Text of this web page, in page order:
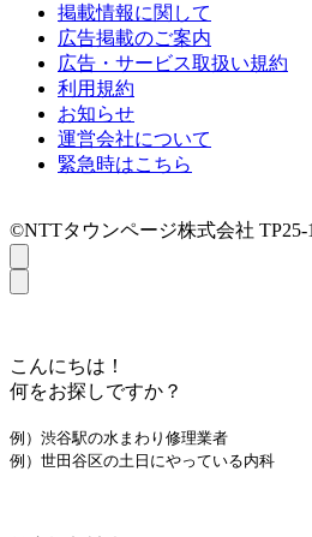
掲載情報に関して
広告掲載のご案内
広告・サービス取扱い規約
利用規約
お知らせ
運営会社について
緊急時はこちら
©NTTタウンページ株式会社 TP25-
こんにちは！
何をお探しですか？
例）渋谷駅の水まわり修理業者
例）世田谷区の土日にやっている内科